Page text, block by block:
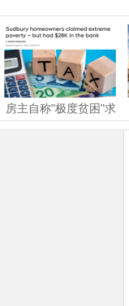
房主自称"极度贫困"求
免地税！查账发现年入